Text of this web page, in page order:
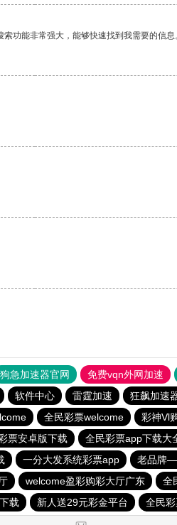
功能非常强大，能够快速找到我需要的信息
狗急加速器官网 免费vqn外网加速
软件中心 雷霆加速 狂飙加速
全民彩票welcome 彩神Vl
票安卓版下载 全民彩票app下载大
一分大发系统彩票app 老品牌
welcome盈彩购彩大厅广东 全
载 新人送29元彩金平台 全民